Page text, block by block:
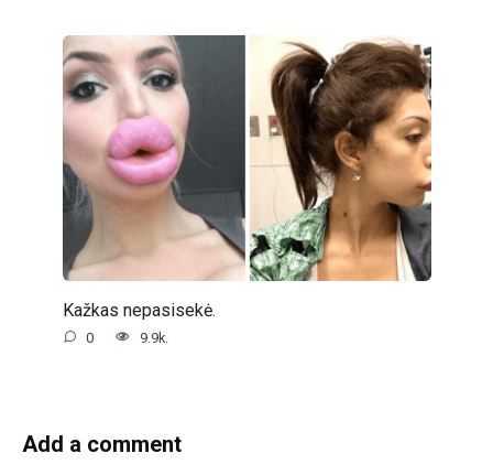
Kažkas nepasisekė.
0 9.9k.
Add a comment